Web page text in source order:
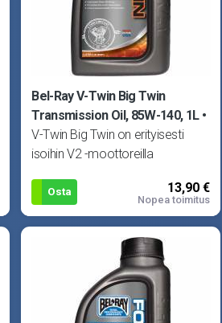
Bel-Ray V-Twin Big Twin
Transmission Oil, 85W-140, 1L
V-Twin Big Twin on erityisesti
isoihin V2 -moottoreilla
tarkoitettu erillisen vaihteisto
Osta 13,90 €
Nopea toimitus